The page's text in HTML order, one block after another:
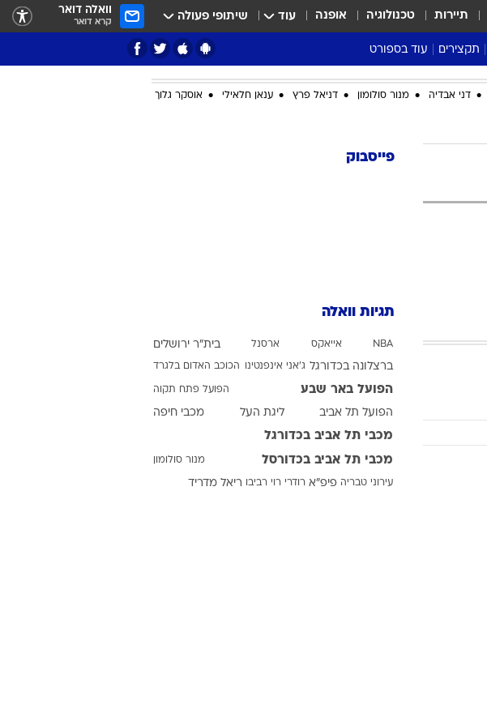
תיירות טכנולוגיה אופנה עוד שיתופי פעולה וואלה דואר
קרא דואר
תקצירים עוד בספורט
מונדיאל 2026
פודקאסטים
אבא של שבת
פוקר
ענפים נוספים
לוח שידורים
החידה של ספורט1
ארכיון מדורים מחוץ לקווים
4-4-2 כתבו לנו
דני אבדיה מנור סולומון דניאל פרץ ענאן חלאילי אוסקר גלוך
פייסבוק
תגיות וואלה
NBA אייאקס ארסנל בית"ר ירושלים
ברצלונה בכדורגל ג'אני אינפנטינו הכוכב האדום בלגרד
הפועל באר שבע הפועל פתח תקוה
הפועל תל אביב ליגת העל מכבי חיפה
מכבי תל אביב בכדורגל
מכבי תל אביב בכדורסל
מנור סולומון
עירוני טבריה פיפ"א רודרי רוי רביבו ריאל מדריד